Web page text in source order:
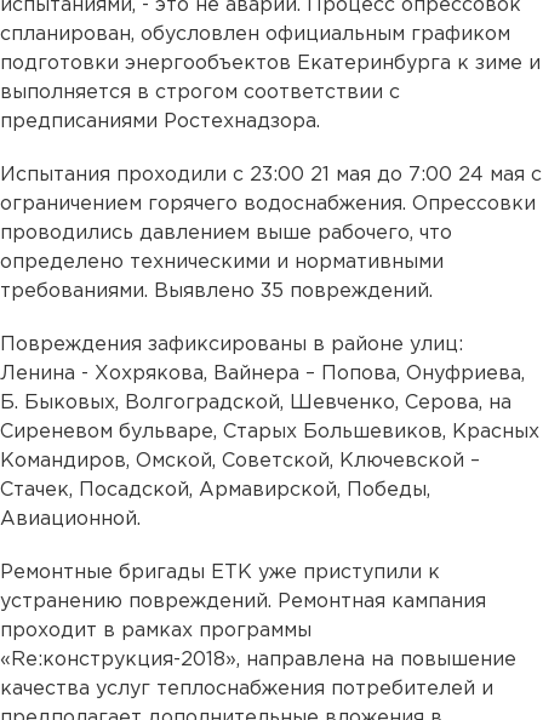
испытаниями, - это не аварии. Процесс опрессовок
спланирован, обусловлен официальным графиком
подготовки энергообъектов Екатеринбурга к зиме и
выполняется в строгом соответствии с
предписаниями Ростехнадзора.
Испытания проходили с 23:00 21 мая до 7:00 24 мая с
ограничением горячего водоснабжения. Опрессовки
проводились давлением выше рабочего, что
определено техническими и нормативными
требованиями. Выявлено 35 повреждений.
Повреждения зафиксированы в районе улиц:
Ленина - Хохрякова, Вайнера – Попова, Онуфриева,
Б. Быковых, Волгоградской, Шевченко, Серова, на
Сиреневом бульваре, Старых Большевиков, Красных
Командиров, Омской, Советской, Ключевской –
Стачек, Посадской, Армавирской, Победы,
Авиационной.
Ремонтные бригады ЕТК уже приступили к
устранению повреждений. Ремонтная кампания
проходит в рамках программы
«Re:конструкция-2018», направлена на повышение
качества услуг теплоснабжения потребителей и